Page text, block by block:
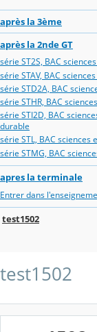
après la 3ème
après la 2nde GT
série ST2S, BAC
série STAV, BAC
série STD2A, BAC
série STHR, BAC
série STI2D, BAC
durable
série STL, BAC
série STMG, BAC
apres la terminale
Entrer dans
test1502
test1502